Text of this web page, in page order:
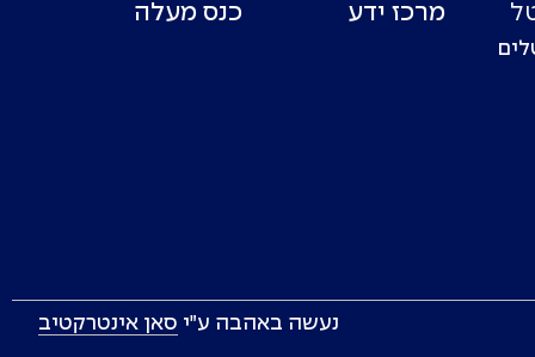
מרכז ידע כנס מעלה
נעשה באהבה ע״י סאן אינטרקטיב